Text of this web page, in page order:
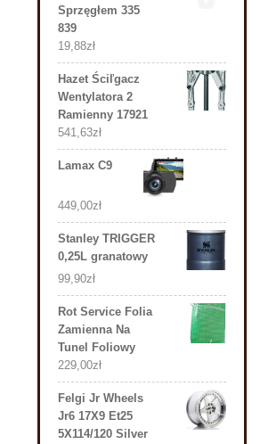
Sprzęgłem 335
839
19,88zł
Hazet Ściľgacz
Wentylatora 2
Ramienny 17921
541,63zł
Lamax C9
449,00zł
Stanley TRIGGER
0,25L granatowy
99,90zł
Rot Service Folia
Zamienna Na
Tunel Foliowy
229,00zł
Felgi Jr Wheels
Jr6 17X9 Et25
5X114/120 Silver